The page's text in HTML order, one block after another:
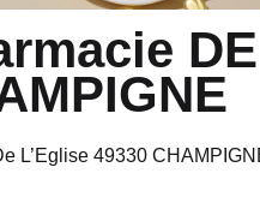
DE
L’Eglise 49330